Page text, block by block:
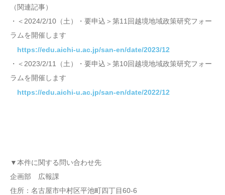
（関連記事）
・＜2024/2/10（土）・要申込＞第11回越境地域政策研究フォー
ラムを開催します
https://edu.aichi-u.ac.jp/san-en/date/2023/12
・＜2023/2/11（土）・要申込＞第10回越境地域政策研究フォー
ラムを開催します
https://edu.aichi-u.ac.jp/san-en/date/2022/12
▼本件に関する問い合わせ先
企画部 広報課
住所：名古屋市中村区平池町四丁目60-6